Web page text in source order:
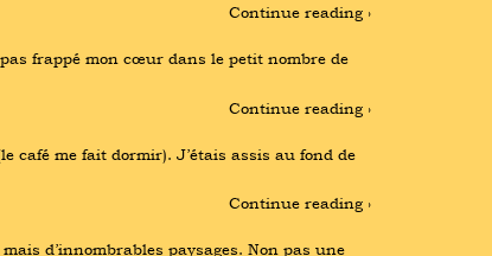
Continue reading ›
frappé mon cœur dans le petit nombre de
Continue reading ›
café me fait dormir). J’étais assis au fond de
Continue reading ›
d’innombrables paysages. Non pas une